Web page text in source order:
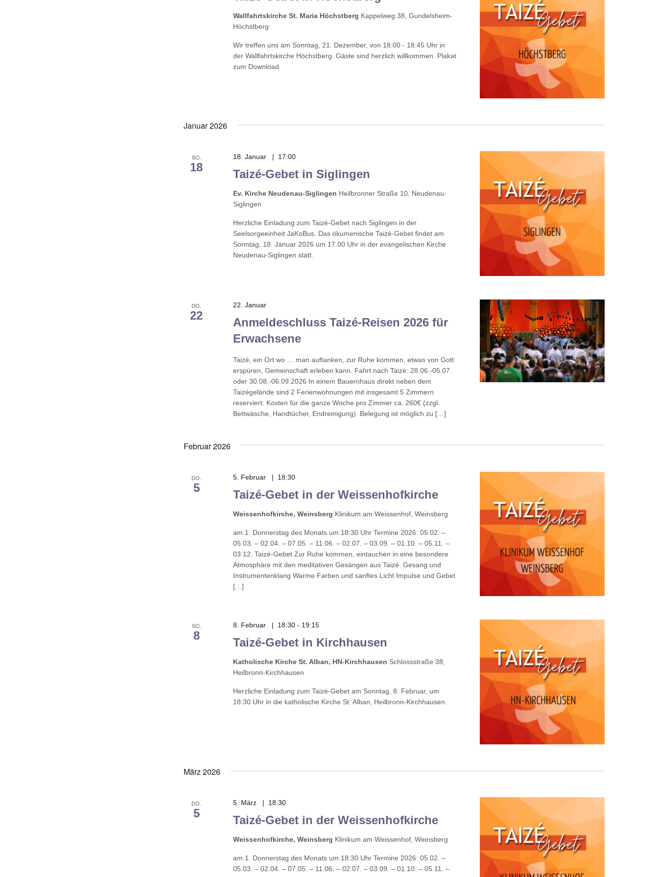
Wallfahrtskirche St. Maria Höchstberg Kappelweg 38, Gundelsheim-
Höchstberg
Wir treffen uns am Sonntag, 21. Dezember, von 18:00 - 18:45 Uhr in
der Wallfahrtskirche Höchstberg. Gäste sind herzlich willkommen. Plakat
zum Download
Januar 2026
SO.
18
Taizé-Gebet in Siglingen
18. Januar | 17:00
Ev. Kirche Neudenau-Siglingen Heilbronner Straße 10, Neudenau-
Siglingen
Herzliche Einladung zum Taizé-Gebet nach Siglingen in der
Seelsorgeeinheit JaKoBus. Das ökumenische Taizé-Gebet findet am
Sonntag, 18. Januar 2026 um 17.00 Uhr in der evangelischen Kirche
Neudenau-Siglingen statt.
DO.
22
Anmeldeschluss Taizé-Reisen 2026 für
Erwachsene
22. Januar
Taizé, ein Ort wo … man auftanken, zur Ruhe kommen, etwas von Gott
erspüren, Gemeinschaft erleben kann. Fahrt nach Taizé: 28.06.-05.07.
oder 30.08.-06.09.2026 In einem Bauernhaus direkt neben dem
Taizégelände sind 2 Ferienwohnungen mit insgesamt 5 Zimmern
reserviert. Kosten für die ganze Woche pro Zimmer ca. 260€ (zzgl.
Bettwäsche, Handtücher, Endreinigung). Belegung ist möglich zu […]
Februar 2026
DO.
5
Taizé-Gebet in der Weissenhofkirche
5. Februar | 18:30
Weissenhofkirche, Weinsberg Klinikum am Weissenhof, Weinsberg
am 1. Donnerstag des Monats um 18:30 Uhr Termine 2026: 05.02. –
05.03. – 02.04. – 07.05. – 11.06. – 02.07. – 03.09. – 01.10. – 05.11. –
03.12. Taizé-Gebet Zur Ruhe kommen, eintauchen in eine besondere
Atmosphäre mit den meditativen Gesängen aus Taizé. Gesang und
Instrumentenklang Warme Farben und sanftes Licht Impulse und Gebet
[…]
SO.
8
Taizé-Gebet in Kirchhausen
8. Februar | 18:30- 19:15
Katholische Kirche St. Alban, HN-Kirchhausen Schlossstraße 38,
Heilbronn-Kirchhausen
Herzliche Einladung zum Taizé-Gebet am Sonntag, 8. Februar, um
18:30 Uhr in die katholische Kirche St. Alban, Heilbronn-Kirchhausen.
März 2026
DO.
5
Taizé-Gebet in der Weissenhofkirche
5. März | 18:30
Weissenhofkirche, Weinsberg Klinikum am Weissenhof, Weinsberg
am 1. Donnerstag des Monats um 18:30 Uhr Termine 2026: 05.02. –
05.03. – 02.04. – 07.05. – 11.06. – 02.07. – 03.09. – 01.10. – 05.11. –